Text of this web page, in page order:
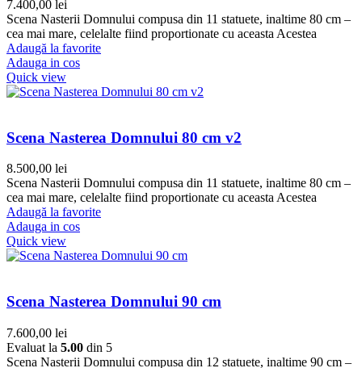
7.400,00 lei
Scena Nasterii Domnului compusa din 11 statuete, inaltime 80 cm –
cea mai mare, celelalte fiind proportionate cu aceasta Acestea
Adaugă la favorite
Adauga in cos
Quick view
Scena Nasterea Domnului 80 cm v2
8.500,00 lei
Scena Nasterii Domnului compusa din 11 statuete, inaltime 80 cm –
cea mai mare, celelalte fiind proportionate cu aceasta Acestea
Adaugă la favorite
Adauga in cos
Quick view
Scena Nasterea Domnului 90 cm
7.600,00 lei
Evaluat la 5.00 din 5
Scena Nasterii Domnului compusa din 12 statuete, inaltime 90 cm –